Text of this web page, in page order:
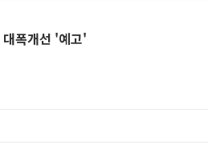
폭개선 '예고'